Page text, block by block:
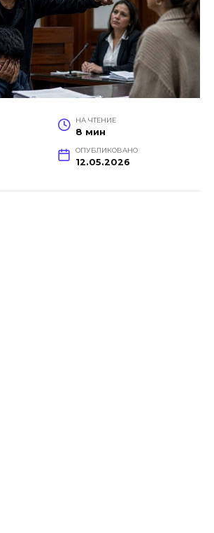
НА ЧТЕНИЕ
8 мин
ОПУБЛИКОВАНО
12.05.2026